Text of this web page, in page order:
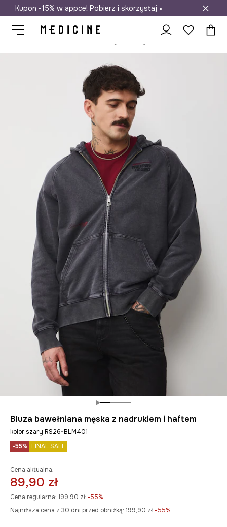
Darmowa dostawa do salonów
Kupon -15% w appce! Pobierz i skorzystaj »
Bluza bawełniana męska z nadrukiem i haftem
kolor szary RS26-BLM401
-55% FINAL SALE
Cena aktualna:
89,90 zł
Cena regularna: 199,90 zł -55%
Najniższa cena z 30 dni przed obniżką: 199,90 zł -55%